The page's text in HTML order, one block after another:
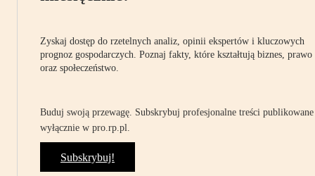
Zyskaj dostęp do rzetelnych analiz, opinii ekspertów i kluczowych
prognoz gospodarczych. Poznaj fakty, które kształtują biznes, prawo
oraz społeczeństwo.
Buduj swoją przewagę. Subskrybuj profesjonalne treści publikowane
wyłącznie w pro.rp.pl.
Subskrybuj!